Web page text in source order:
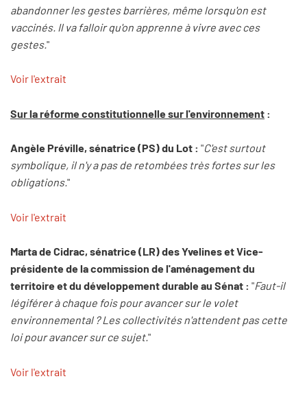
abandonner les gestes barrières, même lorsqu'on est
vaccinés. Il va falloir qu'on apprenne à vivre avec ces
gestes."
Voir l'extrait
Sur la réforme constitutionnelle sur l'environnement :
Angèle Préville, sénatrice (PS) du Lot : "C'est surtout
symbolique, il n'y a pas de retombées très fortes sur les
obligations."
Voir l'extrait
Marta de Cidrac, sénatrice (LR) des Yvelines et Vice-
présidente de la commission de l'aménagement du
territoire et du développement durable au Sénat : "Faut-il
légiférer à chaque fois pour avancer sur le volet
environnemental ? Les collectivités n'attendent pas cette
loi pour avancer sur ce sujet."
Voir l'extrait